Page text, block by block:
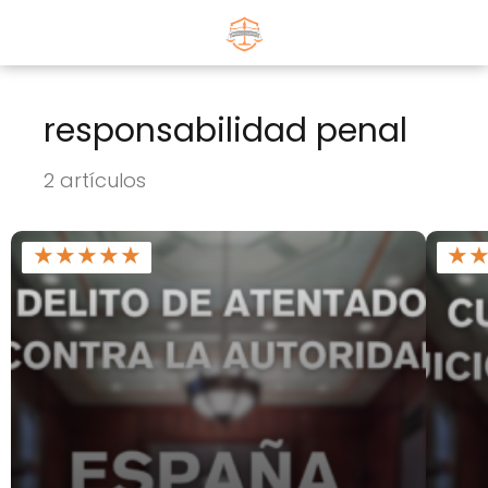
responsabilidad penal
2 artículos
★★★★★ ★